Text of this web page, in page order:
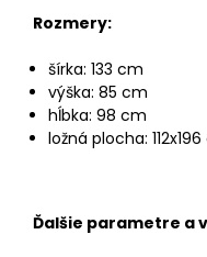
Rozmery:
šírka: 133 cm
výška: 85 cm
hĺbka: 98 cm
ložná plocha:
Ďalšie parametre a